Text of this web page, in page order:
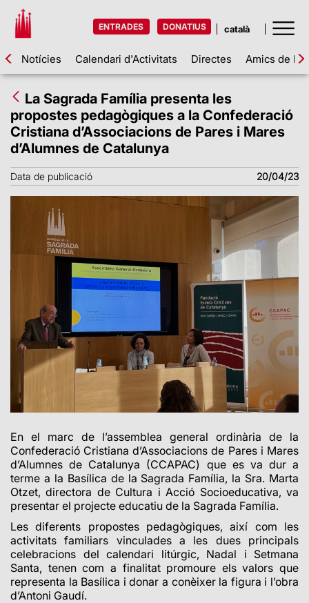
ENTRADES DONATIUS
Notícies Calendari d'Activitats Directes Amics de la
La Sagrada Família presenta les
propostes pedagògiques a la Confederació
Cristiana d’Associacions de Pares i Mares
d’Alumnes de Catalunya
Data de publicació 20/04/23
En el marc de l’assemblea general ordinària de la
Confederació Cristiana d’Associacions de Pares i Mares
d’Alumnes de Catalunya (CCAPAC) que es va dur a
terme a la Basílica de la Sagrada Família, la Sra. Marta
Otzet, directora de Cultura i Acció Socioeducativa, va
presentar el projecte educatiu de la Sagrada Família.
Les diferents propostes pedagògiques, així com les
activitats familiars vinculades a les dues principals
celebracions del calendari litúrgic, Nadal i Setmana
Santa, tenen com a finalitat promoure els valors que
representa la Basílica i donar a conèixer la figura i l’obra
d’Antoni Gaudí.